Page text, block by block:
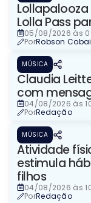
Lolla Pass
05/08/2026 às
PorRobson
MÚSICA
Claudia
com
04/08/2026 às
PorRedação
MÚSICA
Atividade
estimula
filhos
04/08/2026 às
PorRedação